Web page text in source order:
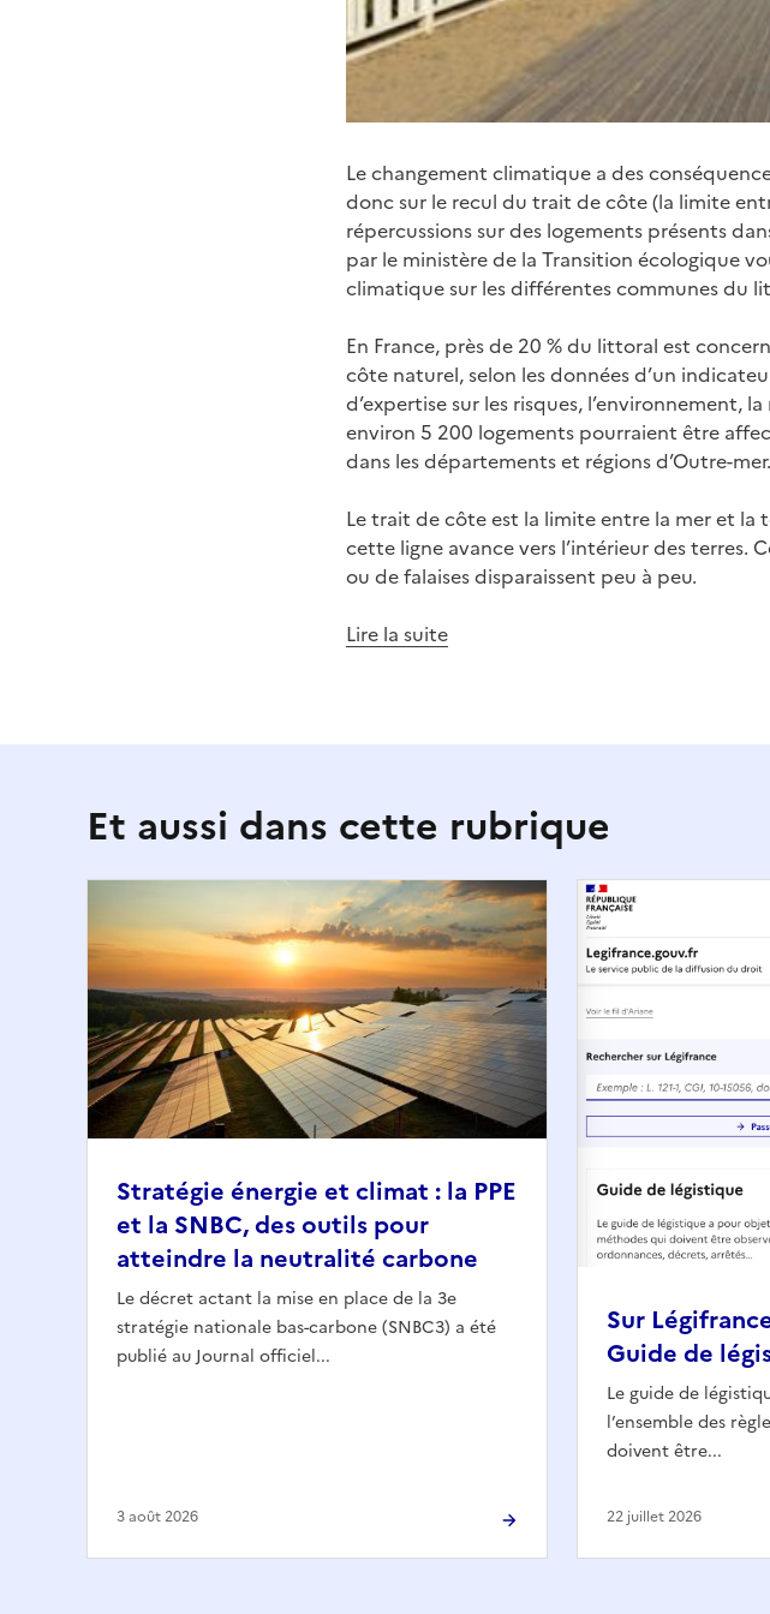
Le changement climatique a des
donc sur le recul du trait de côte (la limite
répercussions sur des logements présents
par le ministère de la Transition écologique
climatique sur les différentes communes du
En France, près de 20 % du littoral est
côte naturel, selon les données d’un
d’expertise sur les risques, l’environnement,
environ 5 200 logements pourraient être
dans les départements et régions d’Outre-mer.
Le trait de côte est la limite entre la mer et la
cette ligne avance vers l’intérieur des terres.
ou de falaises disparaissent peu à peu.
Lire la suite
Et aussi dans cette rubrique
Stratégie énergie et climat : la PPE
et la SNBC, des outils pour
atteindre la neutralité carbone
Le décret actant la mise en place de la 3e
stratégie nationale bas-carbone (SNBC3) a été
publié au Journal officiel...
3 août 2026
Sur
Guide de
Le guide de
l’ensemble des
doivent être...
22 juillet 2026